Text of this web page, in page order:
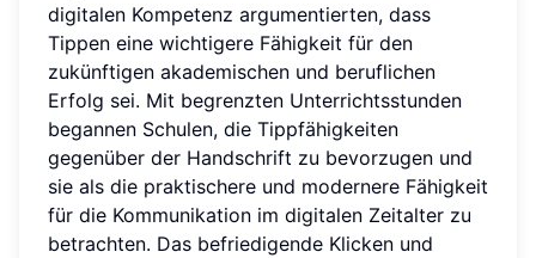
digitalen Kompetenz argumentierten, dass
Tippen eine wichtigere Fähigkeit für den
zukünftigen akademischen und beruflichen
Erfolg sei. Mit begrenzten Unterrichtsstunden
begannen Schulen, die Tippfähigkeiten
gegenüber der Handschrift zu bevorzugen und
sie als die praktischere und modernere Fähigkeit
für die Kommunikation im digitalen Zeitalter zu
betrachten. Das befriedigende Klicken und